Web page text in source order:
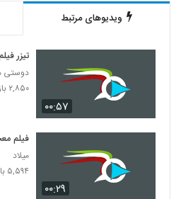
ویدیوهای مرتبط
۰۰:۵۷
تیزر
دوستی
۲,۸۵۰ بازدید
۰۰:۲۹
فیلم
میلاد
۵,۵۹۴ بازدید